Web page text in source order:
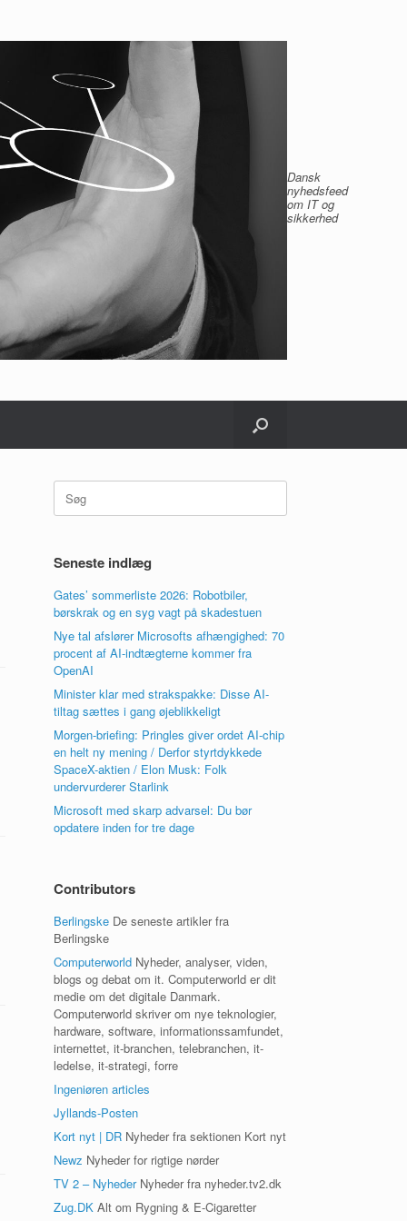
Dansk
nyhedsfeed
om IT og
sikkerhed
Søg
efter:
Seneste indlæg
Gates’ sommerliste 2026: Robotbiler,
børskrak og en syg vagt på skadestuen
Nye tal afslører Microsofts afhængighed: 70
procent af AI-indtægterne kommer fra
OpenAI
Minister klar med strakspakke: Disse AI-
tiltag sættes i gang øjeblikkeligt
Morgen-briefing: Pringles giver ordet AI-chip
en helt ny mening / Derfor styrtdykkede
SpaceX-aktien / Elon Musk: Folk
undervurderer Starlink
Microsoft med skarp advarsel: Du bør
opdatere inden for tre dage
Contributors
Berlingske De seneste artikler fra
Berlingske
Computerworld Nyheder, analyser, viden,
blogs og debat om it. Computerworld er dit
medie om det digitale Danmark.
Computerworld skriver om nye teknologier,
hardware, software, informationssamfundet,
internettet, it-branchen, telebranchen, it-
ledelse, it-strategi, forre
Ingeniøren articles
Jyllands-Posten
Kort nyt | DR Nyheder fra sektionen Kort nyt
Newz Nyheder for rigtige nørder
TV 2 – NyhederNyheder fra nyheder.tv2.dk
Zug.DK Alt om Rygning & E-Cigaretter